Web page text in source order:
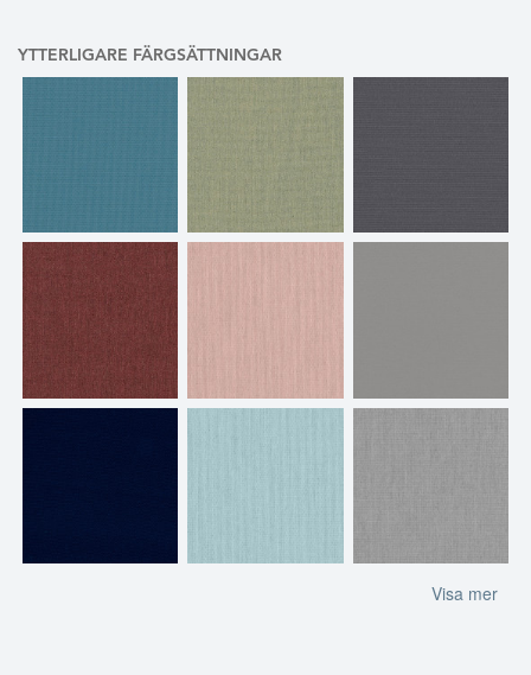
YTTERLIGARE FÄRGSÄTTNINGAR
Visa mer